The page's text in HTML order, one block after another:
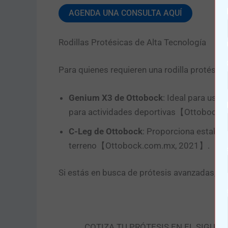
AGENDA UNA CONSULTA AQUÍ
Rodillas Protésicas de Alta Tecnología
Para quienes requieren una rodilla
Genium X3 de Ottobock: Ideal para
para actividades deportivas【
C-Leg de Ottobock: Proporciona
terreno【Ottobock.com.mx, 2021】.
Si estás en busca de prótesis avanzadas,